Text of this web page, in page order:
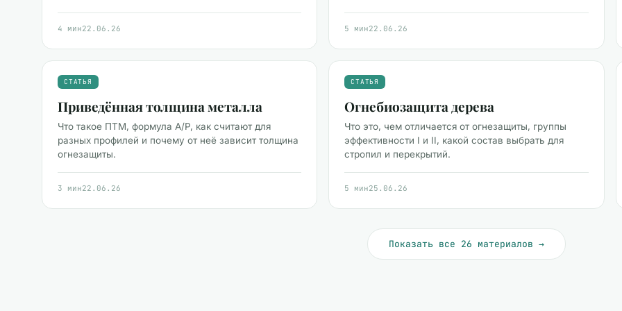
4 мин22.06.26 5 мин22.06.26
СТАТЬЯ
Приведённая толщина металла
Что такое ПТМ, формула A/P, как считают для
разных профилей и почему от неё зависит толщина
огнезащиты.
3 мин22.06.26
СТАТЬЯ
Огнебиозащита дерева
Что это, чем отличается от огнезащиты, группы
эффективности I и II, какой состав выбрать для
стропил и перекрытий.
5 мин25.06.26
Показать все 26 материалов →